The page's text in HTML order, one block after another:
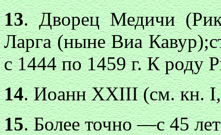
13. Дворец Медичи
Ларга (ныне Виа
с 1444 по 1459 г. К роду
14. Иоанн XXIII (см. кн.
15. Более точно —с 45